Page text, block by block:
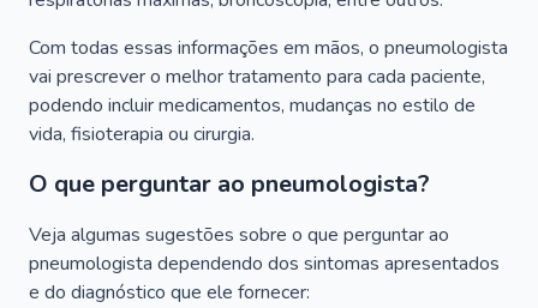
Com todas essas informações em mãos, o pneumologista
vai prescrever o melhor tratamento para cada paciente,
podendo incluir medicamentos, mudanças no estilo de
vida, fisioterapia ou cirurgia.
O que perguntar ao pneumologista?
Veja algumas sugestões sobre o que perguntar ao
pneumologista dependendo dos sintomas apresentados
e do diagnóstico que ele fornecer: